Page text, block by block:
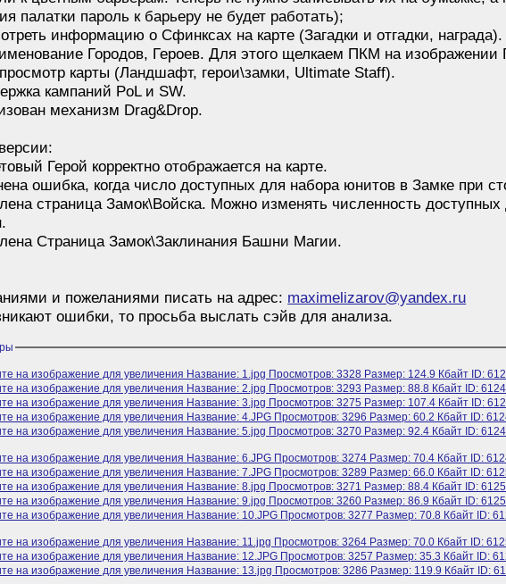
палатки пароль к барьеру не будет работать);
информацию о Сфинксах на карте (Загадки и отгадки, награда).
Городов, Героев. Для этого щелкаем ПКМ на
карты (Ландшафт, герои\замки, Ultimate Staff).
кампаний PoL и SW.
механизм Drag&Drop.
Герой корректно отображается на карте.
ошибка, когда число доступных для набора юнитов в Замке при
страница Замок\Войска. Можно изменять численность
Страница Замок\Заклинания Башни Магии.
и пожеланиями писать на адрес: maximelizarov@yandex.ru
ошибки, то просьба выслать сэйв для анализа.